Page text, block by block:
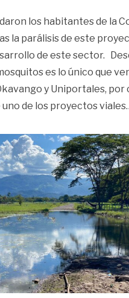
los habitantes de la
la parálisis de este
de este sector.
es lo único que
y Uniportales, por
de los proyectos viales